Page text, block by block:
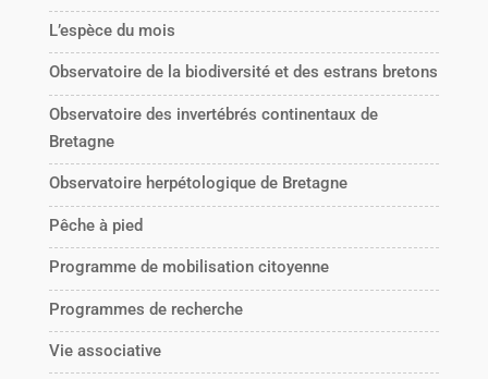
L’espèce du mois
Observatoire de la biodiversité et des estrans bretons
Observatoire des invertébrés continentaux de
Bretagne
Observatoire herpétologique de Bretagne
Pêche à pied
Programme de mobilisation citoyenne
Programmes de recherche
Vie associative